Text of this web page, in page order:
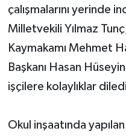
çalışmalarını yerinde
Milletvekili Yılmaz
Kaymakamı Mehmet
Başkanı Hasan
işçilere kolaylıklar
Okul inşaatında